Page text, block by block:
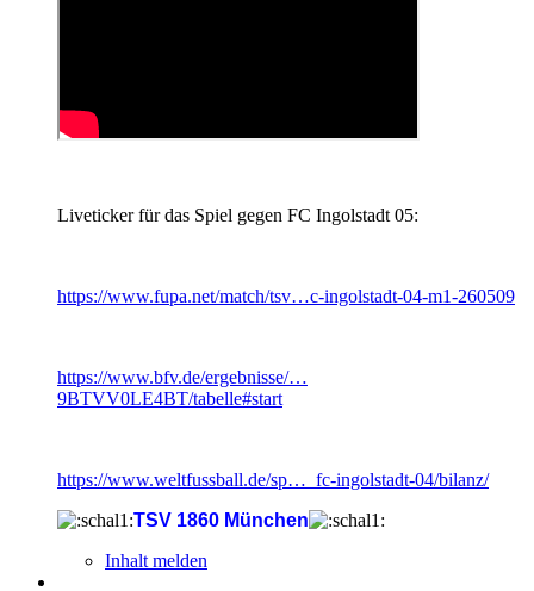
Liveticker für das Spiel gegen FC Ingolstadt 05:
https://www.fupa.net/match/tsv…c-ingolstadt-04-m1-260509
https://www.bfv.de/ergebnisse/…
9BTVV0LE4BT/tabelle#start
https://www.weltfussball.de/sp…_fc-ingolstadt-04/bilanz/
TSV 1860 München
Inhalt melden